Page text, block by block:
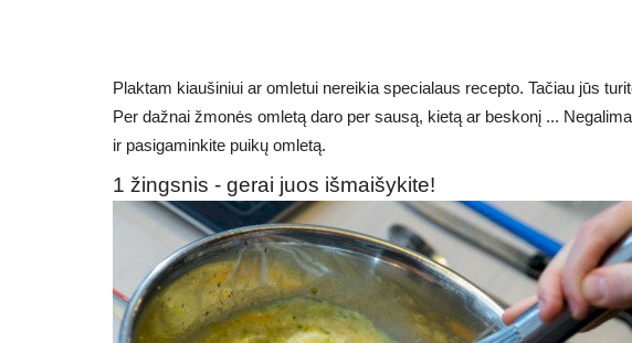
Plaktam kiaušiniui ar omletui nereikia specialaus recepto. Tačiau jūs
Per dažnai žmonės omletą ​​daro per sausą, kietą ar beskonį ...
ir pasigaminkite puikų omletą.
1 žingsnis - gerai juos išmaišykite!